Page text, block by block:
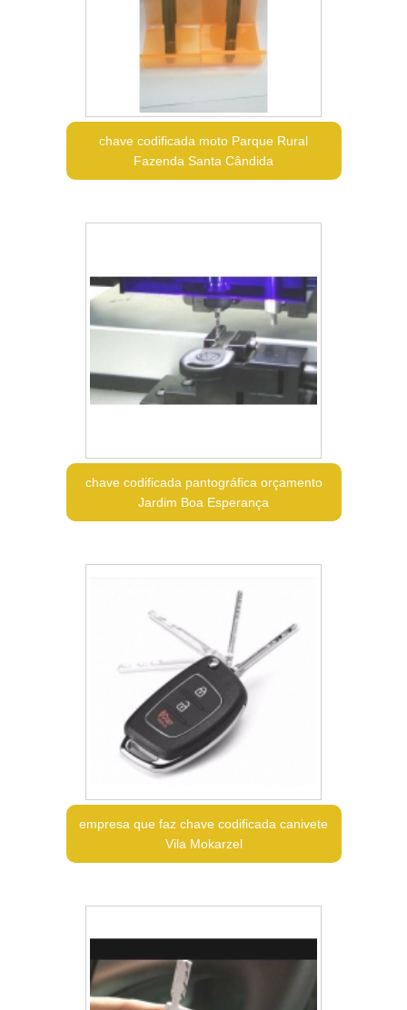
chave codificada moto Parque Rural
Fazenda Santa Cândida
chave codificada pantográfica orçamento
Jardim Boa Esperança
empresa que faz chave codificada canivete
Vila Mokarzel